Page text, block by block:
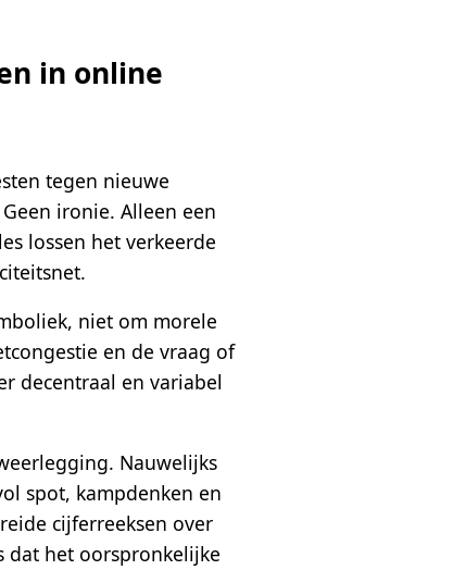
in online
tegen nieuwe
ironie. Alleen een
lossen het verkeerde
niet om morele
en de vraag of
decentraal en variabel
Nauwelijks
spot, kampdenken en
cijferreeksen over
dat het oorspronkelijke